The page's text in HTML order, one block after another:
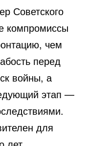
Советского
компромиссы
чем
перед
войны, а
этап —
для